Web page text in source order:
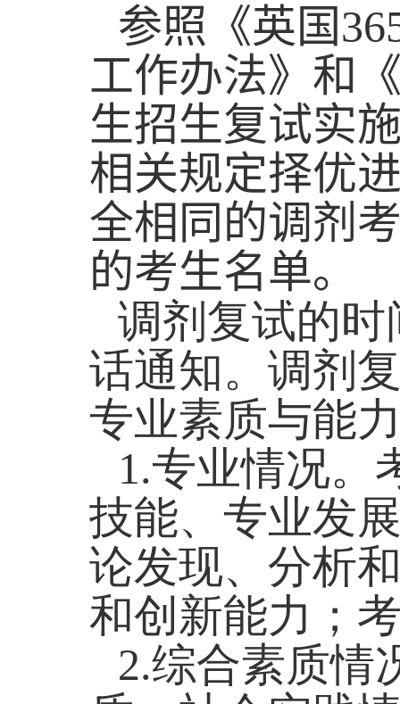
参照《英国
工作办法》和
生招生复试实
相关规定择优
全相同的调剂
的考生名单。
调剂复试的
话通知。调剂
专业素质与能
1.专业情况。
技能、专业发
论发现、分析
和创新能力；
2.综合素质情